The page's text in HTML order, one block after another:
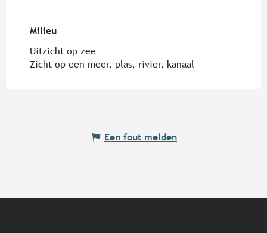
Milieu
Milieu
Uitzicht op zee
Zicht op een meer, plas, rivier, kanaal
Een fout melden